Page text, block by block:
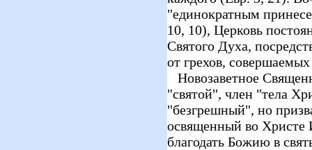
"единократным
10, 10), Церковь
Святого Духа,
от грехов,
Новозаветное
"святой", член "тела
"безгрешный", но
освященный во Христе
благодать Божию в